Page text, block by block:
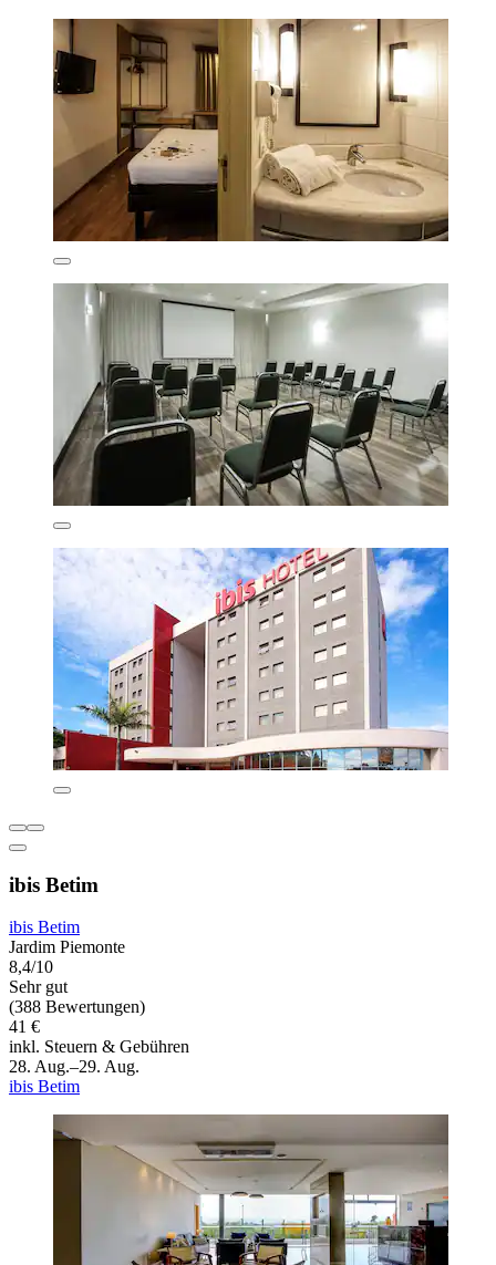
ibis Betim
ibis Betim
Jardim Piemonte
8,4/10
Sehr gut
(388 Bewertungen)
41 €
inkl. Steuern & Gebühren
28. Aug.–29. Aug.
ibis Betim